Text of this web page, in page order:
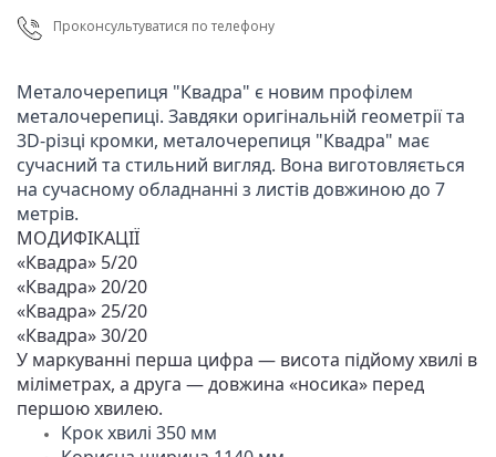
Проконсультуватися по телефону
Металочерепиця "Квадра" є новим профілем
металочерепиці. Завдяки оригінальній геометрії та
3D-різці кромки, металочерепиця "Квадра" має
сучасний та стильний вигляд. Вона виготовляється
на сучасному обладнанні з листів довжиною до 7
метрів.
МОДИФІКАЦІЇ
«Квадра» 5/20
«Квадра» 20/20
«Квадра» 25/20
«Квадра» 30/20
У маркуванні перша цифра — висота підйому хвилі в
міліметрах, а друга — довжина «носика» перед
першою хвилею.